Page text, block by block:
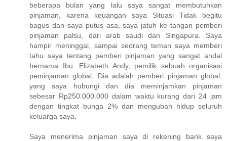
beberapa bulan yang lalu saya sangat membutuhkan
pinjaman, karena keuangan saya Situasi Tidak begitu
bagus dan saya putus asa, saya jatuh ke tangan pemberi
pinjaman palsu, dari arab saudi dan Singapura. Saya
hampir meninggal, sampai seorang teman saya memberi
tahu saya tentang pemberi pinjaman yang sangat andal
bernama Ibu. Elizabeth Andy, pemilik sebuah organisasi
peminjaman global, Dia adalah pemberi pinjaman global;
yang saya hubungi dan dia meminjamkan pinjaman
sebesar Rp250.000.000 dalam waktu kurang dari 24 jam
dengan tingkat bunga 2% dan mengubah hidup seluruh
keluarga saya.
Saya menerima pinjaman saya di rekening bank saya